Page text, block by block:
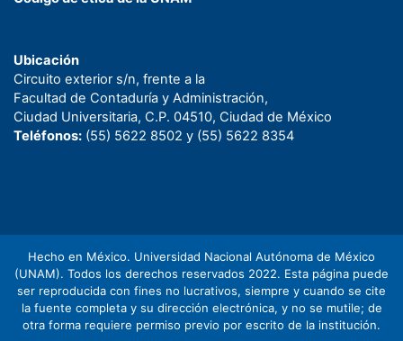
Ubicación
Circuito exterior s/n, frente a la
Facultad de Contaduría y Administración,
Ciudad Universitaria, C.P. 04510, Ciudad de México
Teléfonos: (55) 5622 8502 y (55) 5622 8354
Hecho en México. Universidad Nacional Autónoma de México
(UNAM). Todos los derechos reservados 2022. Esta página puede
ser reproducida con fines no lucrativos, siempre y cuando se cite
la fuente completa y su dirección electrónica, y no se mutile; de
otra forma requiere permiso previo por escrito de la institución.